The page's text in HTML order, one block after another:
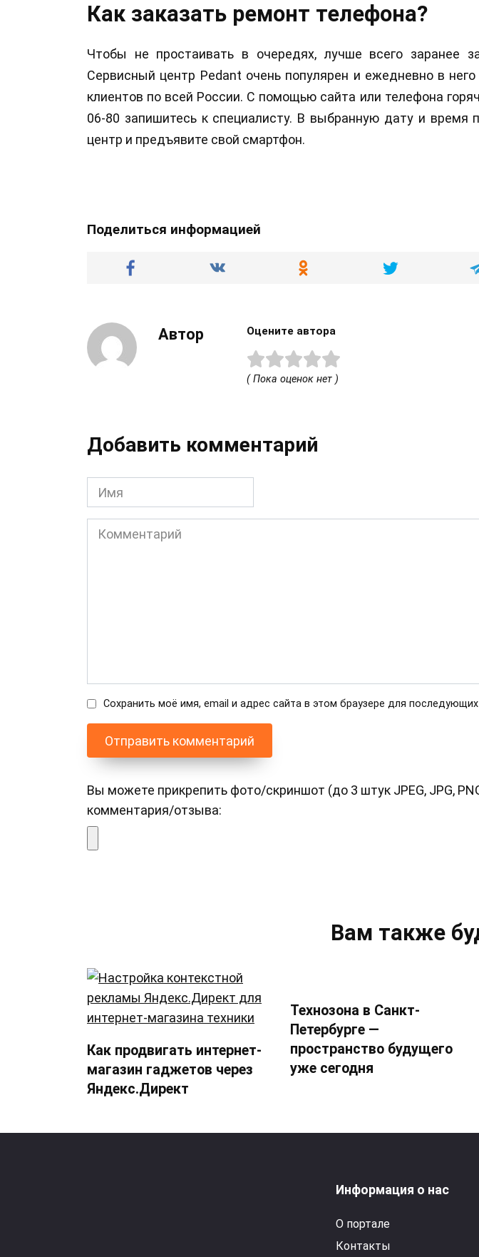
Как заказать ремонт телефона?
Чтобы не простаивать в очередях, лучше всего заранее
Сервисный центр Pedant очень популярен и ежедневно в
клиентов по всей России. С помощью сайта или телефона
06-80 запишитесь к специалисту. В выбранную дату и время
центр и предъявите свой смартфон.
Поделиться информацией
Автор Оцените автора
( Пока оценок нет )
Добавить комментарий
Имя
Комментарий
Сохранить моё имя, email и адрес сайта в этом браузере для
Вы можете прикрепить фото/скриншот (до 3 штук JPEG, JPG,
комментария/отзыва:
Вам также
Как продвигать интернет-
магазин гаджетов через
Яндекс.Директ
Технозона в Санкт-
Петербурге —
пространство будущего
уже сегодня
Информация о нас
О портале
Контакты